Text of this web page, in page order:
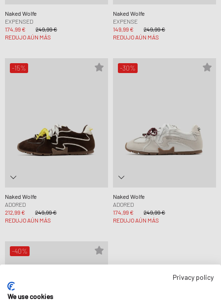
Naked Wolfe
EXPENSED
174,99 €
249,99 €
REDUJO AÚN MÁS
Naked Wolfe
EXPENSE
149,99 €
249,99 €
REDUJO AÚN MÁS
-15%
Naked Wolfe
ADORED
212,99 €
249,99 €
REDUJO AÚN MÁS
-30%
Naked Wolfe
ADORED
174,99 €
249,99 €
REDUJO AÚN MÁS
-40%
Privacy policy
We use cookies